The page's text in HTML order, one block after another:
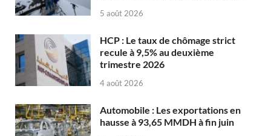
5 août 2026
HCP : Le taux de chômage strict
recule à 9,5% au deuxième
trimestre 2026
4 août 2026
Automobile : Les exportations en
hausse à 93,65 MMDH à fin juin